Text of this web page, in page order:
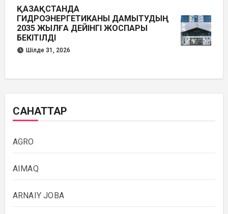
ҚАЗАҚСТАНДА
ГИДРОЭНЕРГЕТИКАНЫ ДАМЫТУДЫҢ
2035 ЖЫЛҒА ДЕЙІНГІ ЖОСПАРЫ
БЕКІТІЛДІ
Шілде 31, 2026
САНАТТАР
AGRO
AIMAQ
ARNAIY JOBA